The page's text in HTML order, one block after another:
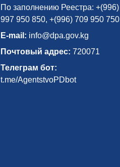
По заполнению Реестра: +(996)
997 950 850, +(996) 709 950 750
E-mail: info@dpa.gov.kg
Почтовый адрес: 720071
Телеграм бот:
t.me/AgentstvoPDbot